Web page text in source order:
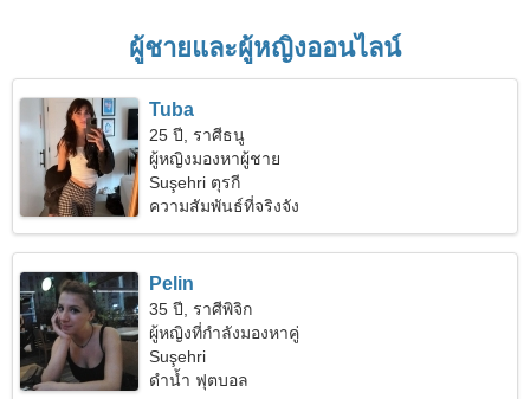
ผู้ชายและผู้หญิงออนไลน์
Tuba
25 ปี, ราศีธนู
ผู้หญิงมองหาผู้ชาย
Suşehri ตุรกี
ความสัมพันธ์ที่จริงจัง
Pelin
35 ปี, ราศีพิจิก
ผู้หญิงที่กำลังมองหาคู่
Suşehri
ดำน้ำ ฟุตบอล